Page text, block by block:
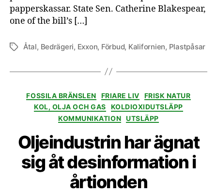
papperskassar. State Sen. Catherine Blakespear,
one of the bill’s […]
Etiketter
Åtal, Bedrägeri, Exxon, Förbud, Kalifornien, Plastpåsar
Kategorier
FOSSILA BRÄNSLEN FRIARE LIV
FRISK NATUR
KOL, OLJA OCH GAS
KOLDIOXIDUTSLÄPP
KOMMUNIKATION UTSLÄPP
Oljeindustrin har ägnat
sig åt desinformation i
årtionden